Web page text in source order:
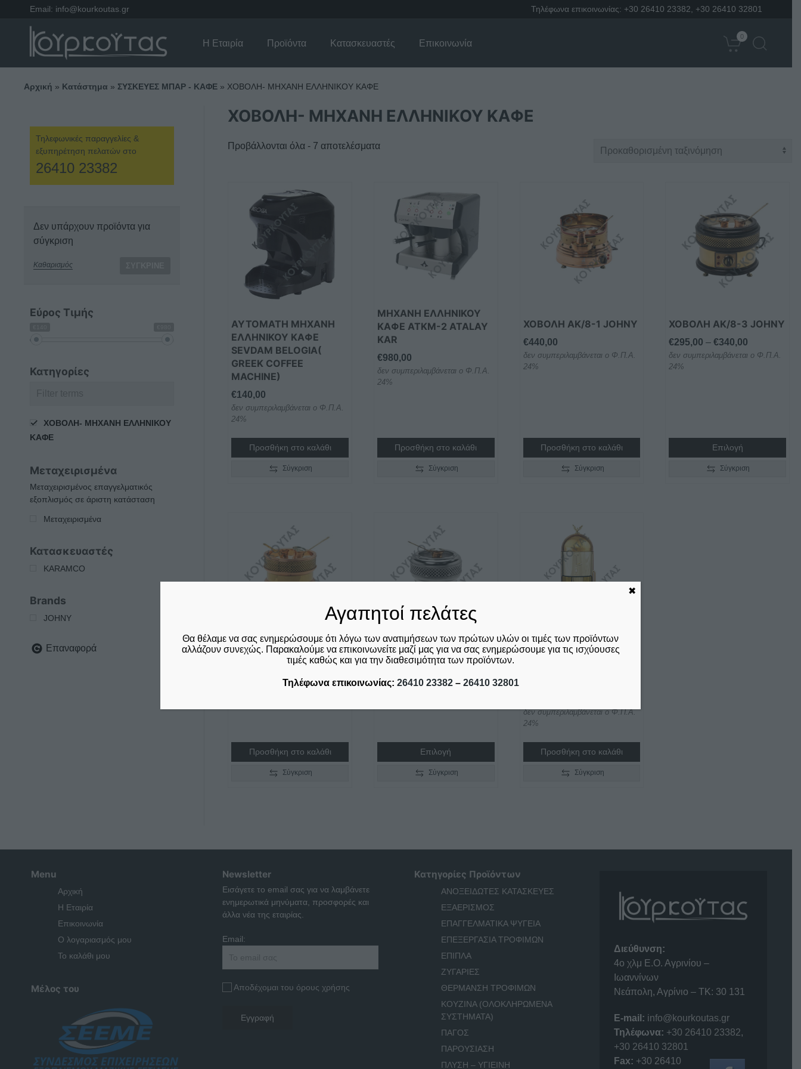
Email: info@kourkoutas.gr Τηλέφωνα επικοινωνίας: +30 26410 23382 +30 26410 32801
Η Εταιρία Προϊόντα Κατασκευαστές Επικοινωνία
0
Αρχική » Κατάστημα » ΣΥΣΚΕΥΕΣ ΜΠΑΡ - ΚΑΦΕ » ΧΟΒΟΛΗ- ΜΗΧΑΝΗ ΕΛΛΗΝΙΚΟΥ ΚΑΦΕ
Τηλεφωνικές παραγγελίες &
εξυπηρέτηση πελατών στο
26410 23382
Δεν υπάρχουν προϊόντα για
σύγκριση
Καθαρισμός
Εύρος Τιμής
Κατηγορίες
ΧΟΒΟΛΗ- ΜΗΧΑΝΗ ΕΛΛΗΝΙΚΟΥ
ΚΑΦΕ
Μεταχειρισμένα
Μεταχειρισμένος επαγγελματικός
εξοπλισμός σε άριστη κατάσταση
Μεταχειρισμένα
Κατασκευαστές
KARAMCO
Brands
JOHNY
Επαναφορά
ΧΟΒΟΛΗ- ΜΗΧΑΝΗ ΕΛΛΗΝΙΚΟΥ ΚΑΦΕ
Προβάλλονται όλα - 7 αποτελέσματα
ΑΥΤΟΜΑΤΗ ΜΗΧΑΝΗ
ΕΛΛΗΝΙΚΟΥ ΚΑΦΕ
SEVDAM BELOGIA(
GREEK COFFEE
MACHINE)
€140,00
δεν συμπεριλαμβάνεται ο Φ.Π.Α.
24%
Προσθήκη στο καλάθι
Σύγκριση
ΜΗΧΑΝΗ ΕΛΛΗΝΙΚΟΥ
ΚΑΦΕ ATKM-2 ATALAY
KAR
€980,00
δεν συμπεριλαμβάνεται ο Φ.Π.Α.
24%
Προσθήκη στο καλάθι
Σύγκριση
ΧΟΒΟΛΗ AK/8-1 JOHNY
€440,00
δεν συμπεριλαμβάνεται ο Φ.Π.Α.
24%
Προσθήκη στο καλάθι
Σύγκριση
ΧΟΒΟΛΗ AK/8-3 JOHNY
€295,00 – €340,00
range:
δεν συμπεριλαμβάνεται ο Φ.Π.Α.
24%
Επιλογή
προϊόν
πολλαπλές
παραλλαγές.
να
σελίδα
Σύγκριση
ΧΟΒΟΛΗ AK/8-4 JOHNY
δεν συμπεριλαμβάνεται ο Φ.Π.Α.
Προσθήκη στο καλάθι
Σύγκριση
ΧΟΒΟΛΗ AK/8-5 JOHNY
range:
δεν συμπεριλαμβάνεται ο Φ.Π.Α.
Επιλογή
πολλαπλές
Οι
επιλογές
μπορούν
να
επιλεγούν
στη
του
Σύγκριση
ΧΟΒΟΛΗ-
δεν συμπεριλαμβάνεται ο Φ.Π.Α.
24%
Προσθήκη στο καλάθι
Σύγκριση
Menu
Αρχική
Η Εταιρία
Επικοινωνία
Ο λογαριασμός μου
Το καλάθι μου
Μέλος του
Newsletter
Εισάγετε το email σας για να λαμβάνετε
ενημερωτικά μηνύματα, προσφορές και
άλλα νέα της εταιρίας.
Email:
Αποδέχομαι του όρους χρήσης
Κατηγορίες Προϊόντων
ΑΝΟΞΕΙΔΩΤΕΣ ΚΑΤΑΣΚΕΥΕΣ
ΕΞΑΕΡΙΣΜΟΣ
ΕΠΑΓΓΕΛΜΑΤΙΚΑ ΨΥΓΕΙΑ
ΕΠΕΞΕΡΓΑΣΙΑ ΤΡΟΦΙΜΩΝ
ΕΠΙΠΛΑ
ΖΥΓΑΡΙΕΣ
ΘΕΡΜΑΝΣΗ ΤΡΟΦΙΜΩΝ
ΚΟΥΖΙΝΑ (ΟΛΟΚΛΗΡΩΜΕΝΑ
ΣΥΣΤΗΜΑΤΑ)
ΠΑΓΟΣ
ΠΑΡΟΥΣΙΑΣΗ
ΠΛΥΣΗ – ΥΓΙΕΙΝΗ
Διεύθυνση:
4o χλμ Ε.Ο. Αγρινίου –
Ιωαννίνων
Νεάπολη, Αγρίνιο – ΤΚ: 30 131
E-mail: info@kourkoutas.gr
Τηλέφωνα: +30 26410 23382,
+30 26410 32801
Fax: +30 26410
Αγαπητοί πελάτες
Θα θέλαμε να σας ενημερώσουμε ότι λόγω των ανατιμήσεων των πρώτων υλών οι τιμές των προϊόντων
αλλάζουν συνεχώς. Παρακαλούμε να επικοινωνείτε μαζί μας για να σας ενημερώσουμε για τις ισχύουσες
τιμές καθώς και για την διαθεσιμότητα των προϊόντων.
Τηλέφωνα επικοινωνίας: 26410 23382– 26410 32801
✖